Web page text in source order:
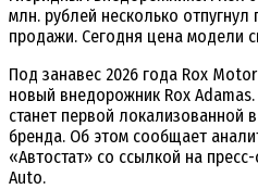
млн. рублей несколько
продажи. Сегодня цена модели
Под занавес 2026 года Rox
новый внедорожник Rox
станет первой локализованной
бренда. Об этом сообщает
«Автостат» со ссылкой на
Auto.